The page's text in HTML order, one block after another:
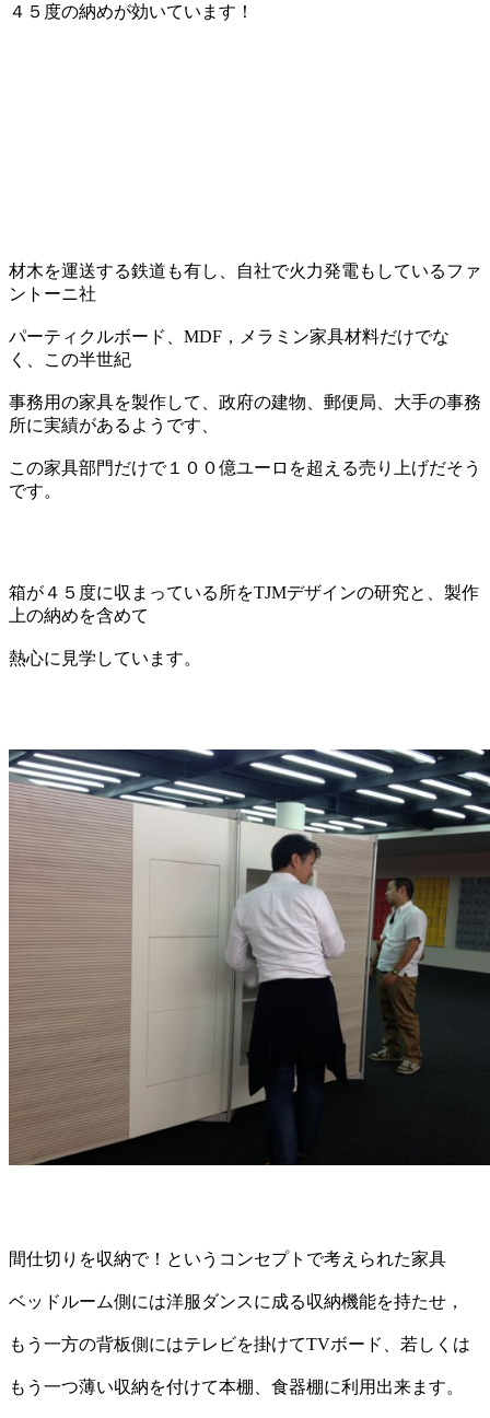
４５度の納めが効いています！
材木を運送する鉄道も有し、自社で火力発電もしているファ
ントーニ社
パーティクルボード、MDF，メラミン家具材料だけでな
く、この半世紀
事務用の家具を製作して、政府の建物、郵便局、大手の事務
所に実績があるようです、
この家具部門だけで１００億ユーロを超える売り上げだそう
です。
箱が４５度に収まっている所をTJMデザインの研究と、製作
上の納めを含めて
熱心に見学しています。
間仕切りを収納で！というコンセプトで考えられた家具
ベッドルーム側には洋服ダンスに成る収納機能を持たせ，
もう一方の背板側にはテレビを掛けてTVボード、若しくは
もう一つ薄い収納を付けて本棚、食器棚に利用出来ます。